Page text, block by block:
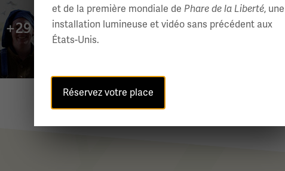
et de la première mondiale de Phare de la Liberté, une
installation lumineuse et vidéo sans précédent aux
États-Unis.
Réservez votre place